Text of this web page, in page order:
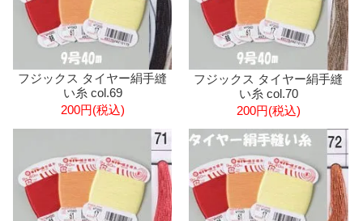
フジックス タイヤー絹手縫
い糸 col.69
200円(税込)
フジックス タイヤー絹手縫
い糸 col.70
200円(税込)